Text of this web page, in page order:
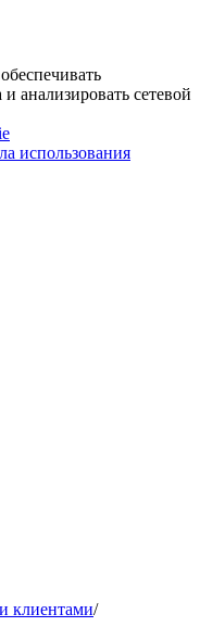
анализировать сетевой
использования
клиентами/